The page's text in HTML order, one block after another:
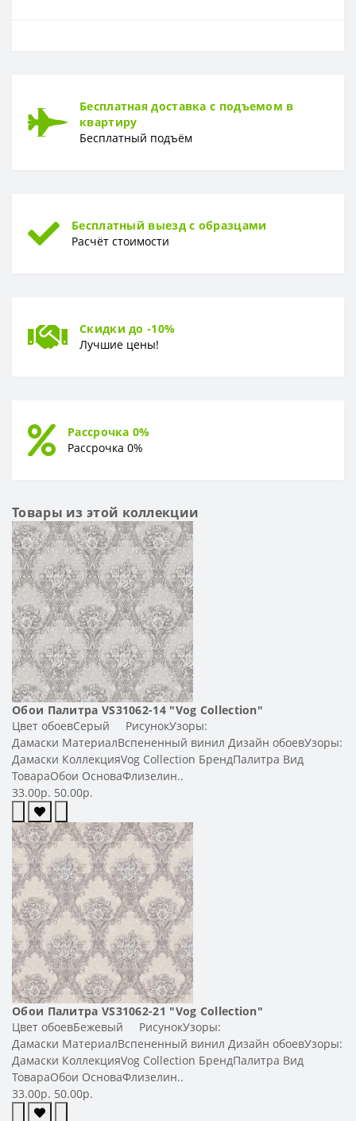
Раппорт
РУЛОН
Бесплатная доставка с подъемом в
квартиру
Бесплатный подъём
Бесплатный выезд с образцами
Расчёт стоимости
Скидки до -10%
Лучшие цены!
Рассрочка 0%
Рассрочка 0%
Товары из этой коллекции
Обои Палитра VS31062-14 "Vog Collection"
Цвет обоевСерый РисунокУзоры:
Дамаски МатериалВспененный винил Дизайн обоевУзоры:
Дамаски КоллекцияVog Collection БрендПалитра Вид
ТовараОбои ОсноваФлизелин..
33.00р. 50.00р.
Обои Палитра VS31062-21 "Vog Collection"
Цвет обоевБежевый РисунокУзоры:
Дамаски МатериалВспененный винил Дизайн обоевУзоры:
Дамаски КоллекцияVog Collection БрендПалитра Вид
ТовараОбои ОсноваФлизелин..
33.00р. 50.00р.